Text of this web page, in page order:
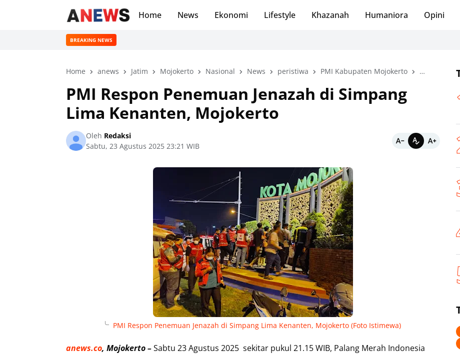
Home News Ekonomi Lifestyle Khazanah Humaniora Opini
BREAKING NEWS
Home anews Jatim Mojokerto Nasional News peristiwa PMI Kabupaten Mojokerto Polres
PMI Respon Penemuan Jenazah di Simpang
Lima Kenanten, Mojokerto
Oleh Redaksi
Sabtu, 23 Agustus 2025 23:21 WIB
PMI Respon Penemuan Jenazah di Simpang Lima Kenanten, Mojokerto (Foto Istimewa)
anews.co, Mojokerto –Sabtu 23 Agustus 2025 sekitar pukul 21.15 WIB, Palang Merah Indonesia